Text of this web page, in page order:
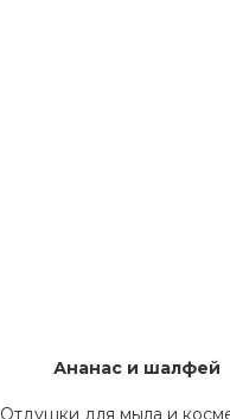
Ананас и шалфей
Отдушки для мыла и